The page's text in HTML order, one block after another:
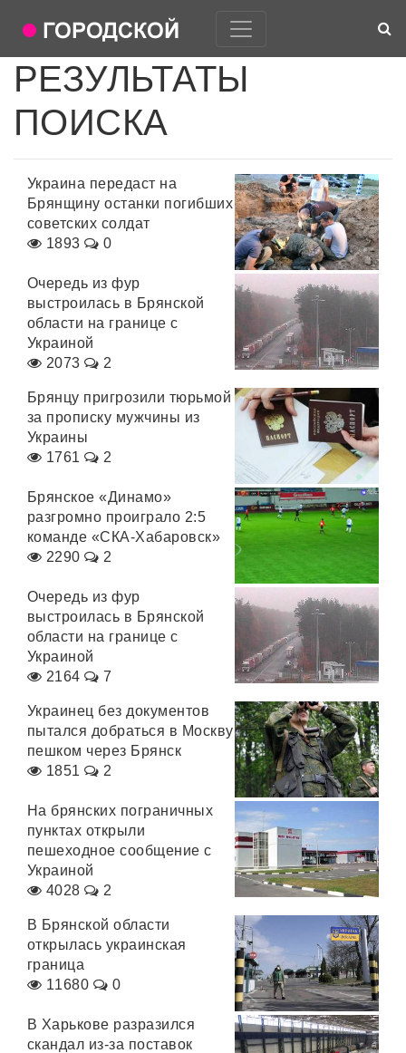
РЕЗУЛЬТАТЫ
ПОИСКА
Украина передаст на
Брянщину останки погибших
советских солдат
1893
0
Очередь из фур
выстроилась в Брянской
области на границе с
Украиной
2073
2
Брянцу пригрозили тюрьмой
за прописку мужчины из
Украины
1761
2
Брянское «Динамо»
разгромно проиграло 2:5
команде «СКА-Хабаровск»
2290
2
Очередь из фур
выстроилась в Брянской
области на границе с
Украиной
2164
7
Украинец без документов
пытался добраться в Москву
пешком через Брянск
1851
2
На брянских пограничных
пунктах открыли
пешеходное сообщение с
Украиной
4028
2
В Брянской области
открылась украинская
граница
11680
0
В Харькове разразился
скандал из-за поставок